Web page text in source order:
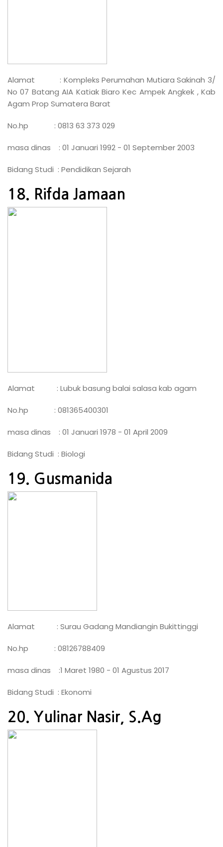
Alamat : Kompleks Perumahan Mutiara Sakinah 3/
No 07 Batang AIA Katiak Biaro Kec Ampek Angkek , Kab
Agam Prop Sumatera Barat
No.hp : 0813 63 373 029
masa dinas : 01 Januari 1992 - 01 September 2003
Bidang Studi : Pendidikan Sejarah
18. Rifda Jamaan
Alamat : Lubuk basung balai salasa kab agam
No.hp : 081365400301
masa dinas : 01 Januari 1978 - 01 April 2009
Bidang Studi : Biologi
19. Gusmanida
Alamat : Surau Gadang Mandiangin Bukittinggi
No.hp : 08126788409
masa dinas :1 Maret 1980 - 01 Agustus 2017
Bidang Studi : Ekonomi
20. Yulinar Nasir, S.Ag